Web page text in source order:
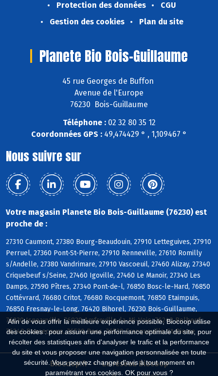
Afin de vous offrir la meilleure expérience possible, Biocoop utilise
des cookies : pour assurer une performance optimale du site, pour
récolter des statistiques afin d'analyser le trafic et la performance
du site et vous proposer une navigation personnalisée en toute
sécurité. Vous pouvez changer d'avis à tout moment en
paramétrant vos cookies. OK pour vous ?
Protection des données
CGU
Gestion des cookies
Plan du site
Planete Bio Bois-Guillaume
45 rue Georges de Buffon
Avenue de l'Europe
76230 Bois-Guillaume
Téléphone :02 32 80 35 12
Coordonnées GPS : 49,474429 ° , 1,109467 °
Nous suivre sur
Votre magasin Planete Bio Bois-Guillaume (76230) est
proche de :
27310 Caumont, 27380 Bourg-Beaudouin, 27910 Letteguives, 27910
Perruel, 27360 Pont-St-Pierre, 27910 Renneville, 27610 Romilly
s/Andelle, 27380 Vandrimare, 27910 Vascoeuil, 27460 Alizay, 27340
Criquebeuf s/Seine, 27460 Igoville, 27460 Le Manoir, 27340 Les
Damps, 27590 Pîtres, 27340 Pont-de-l, 76850 Bosc-le-Hard, 76850
Cottévrard, 76680 Critot, 76680 Rocquemont, 76850 Etaimpuis,
76850 Fresnay-le-Long, 76420 Bihorel, 76230 Bois-Guillaume,
76230 Isneauville, 76920 Amfreville-la-Mi-Voie, 76240 Belbeuf,
76240 Bonsecours, 76520 Boos, 76520 Franqueville-St-Pierre
Biocoop.fr
Le réseau Biocoop